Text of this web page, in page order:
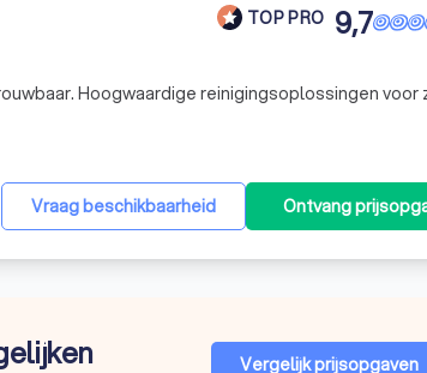
TOP PRO 9,7
Hoogwaardige reinigingsoplossingen voor
Vraag beschikbaarheid Ontvang
Vergelijk prijsopgaven